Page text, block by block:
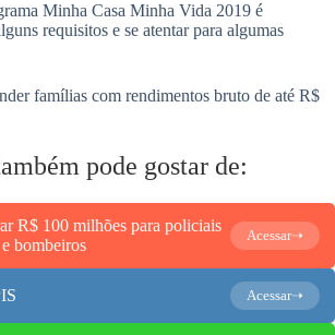
Minha Casa Minha Vida 2019 é
requisitos e se atentar para algumas
famílias com rendimentos bruto de até R$
pode gostar de:
R$ 100 milhões para policiais
e bombeiros
Acessar➝
Acessar➝